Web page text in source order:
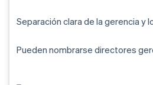
Separación clara de la gerencia y
Pueden nombrarse directores